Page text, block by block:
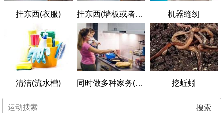
挂东西(衣服) 挂东西(墙板或者薄砖) 机器缝纫
清洁(流水槽) 同时做多种家务(轻活) 挖蚯蚓
搜索